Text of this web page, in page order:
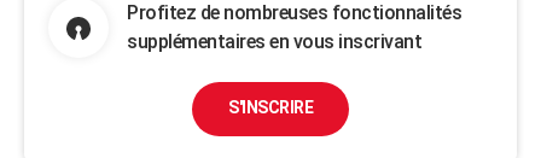
Profitez de nombreuses fonctionnalités
supplémentaires en vous inscrivant
S'INSCRIRE